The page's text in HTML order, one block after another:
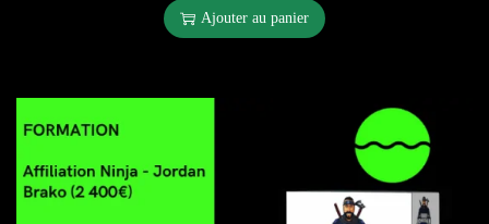
Ajouter au panier